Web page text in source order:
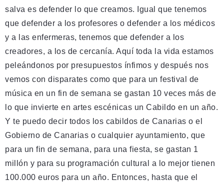
salva es defender lo que creamos. Igual que tenemos
que defender a los profesores o defender a los médicos
y a las enfermeras, tenemos que defender a los
creadores, a los de cercanía. Aquí toda la vida estamos
peleándonos por presupuestos ínfimos y después nos
vemos con disparates como que para un festival de
música en un fin de semana se gastan 10 veces más de
lo que invierte en artes escénicas un Cabildo en un año.
Y te puedo decir todos los cabildos de Canarias o el
Gobierno de Canarias o cualquier ayuntamiento, que
para un fin de semana, para una fiesta, se gastan 1
millón y para su programación cultural a lo mejor tienen
100.000 euros para un año. Entonces, hasta que el